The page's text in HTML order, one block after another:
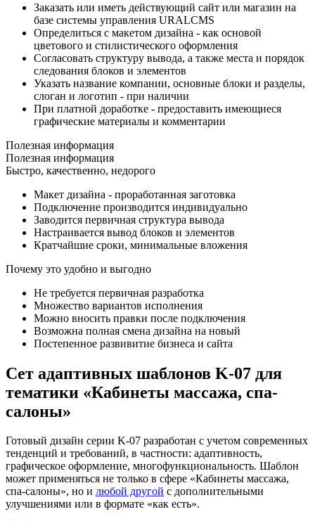
Заказать или иметь действующий сайт или магазин на
базе системы управления URALCMS
Определиться с макетом дизайна - как основой
цветового и стилистического оформления
Согласовать структуру вывода, а также места и порядок
следования блоков и элементов
Указать название компании, основные блоки и разделы,
слоган и логотип - при наличии
При платной доработке - предоставить имеющиеся
графические материалы и комментарии
Полезная информация
Полезная информация
Быстро, качественно, недорого
Макет дизайна - проработанная заготовка
Подключение производится индивидуально
Заводится первичная структура вывода
Настраивается вывод блоков и элементов
Кратчайшие сроки, минимальные вложения
Почему это удобно и выгодно
Не требуется первичная разработка
Множество вариантов исполнения
Можно вносить правки после подключения
Возможна полная смена дизайна на новый
Постепенное развивитие бизнеса и сайта
Сет адаптивных шаблонов K-07 для
тематики «Кабинеты массажа, спа-
салоны»
Готовый дизайн серии K-07 разработан с учетом современных
тенденций и требований, в частности: адаптивность,
графическое оформление, многофункциональность. Шаблон
может применяться не только в сфере «Кабинеты массажа,
спа-салоны», но и любой другой с дополнительными
улучшениями или в формате «как есть».